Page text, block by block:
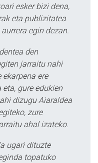
esker bizi dena,
eta publizitatea
egin dezan.
den
jarraitu nahi
ere
gure edukien
dizugu Aiaraldea
zure
ahal izateko.
ugari dituzte
topatuko